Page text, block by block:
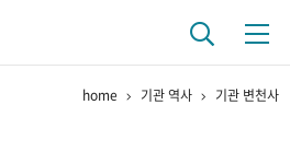
home 기관 역사 기관 변천사